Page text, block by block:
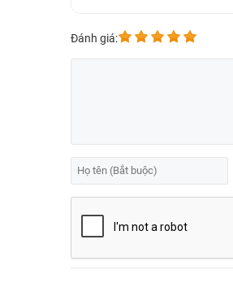
Đánh giá: